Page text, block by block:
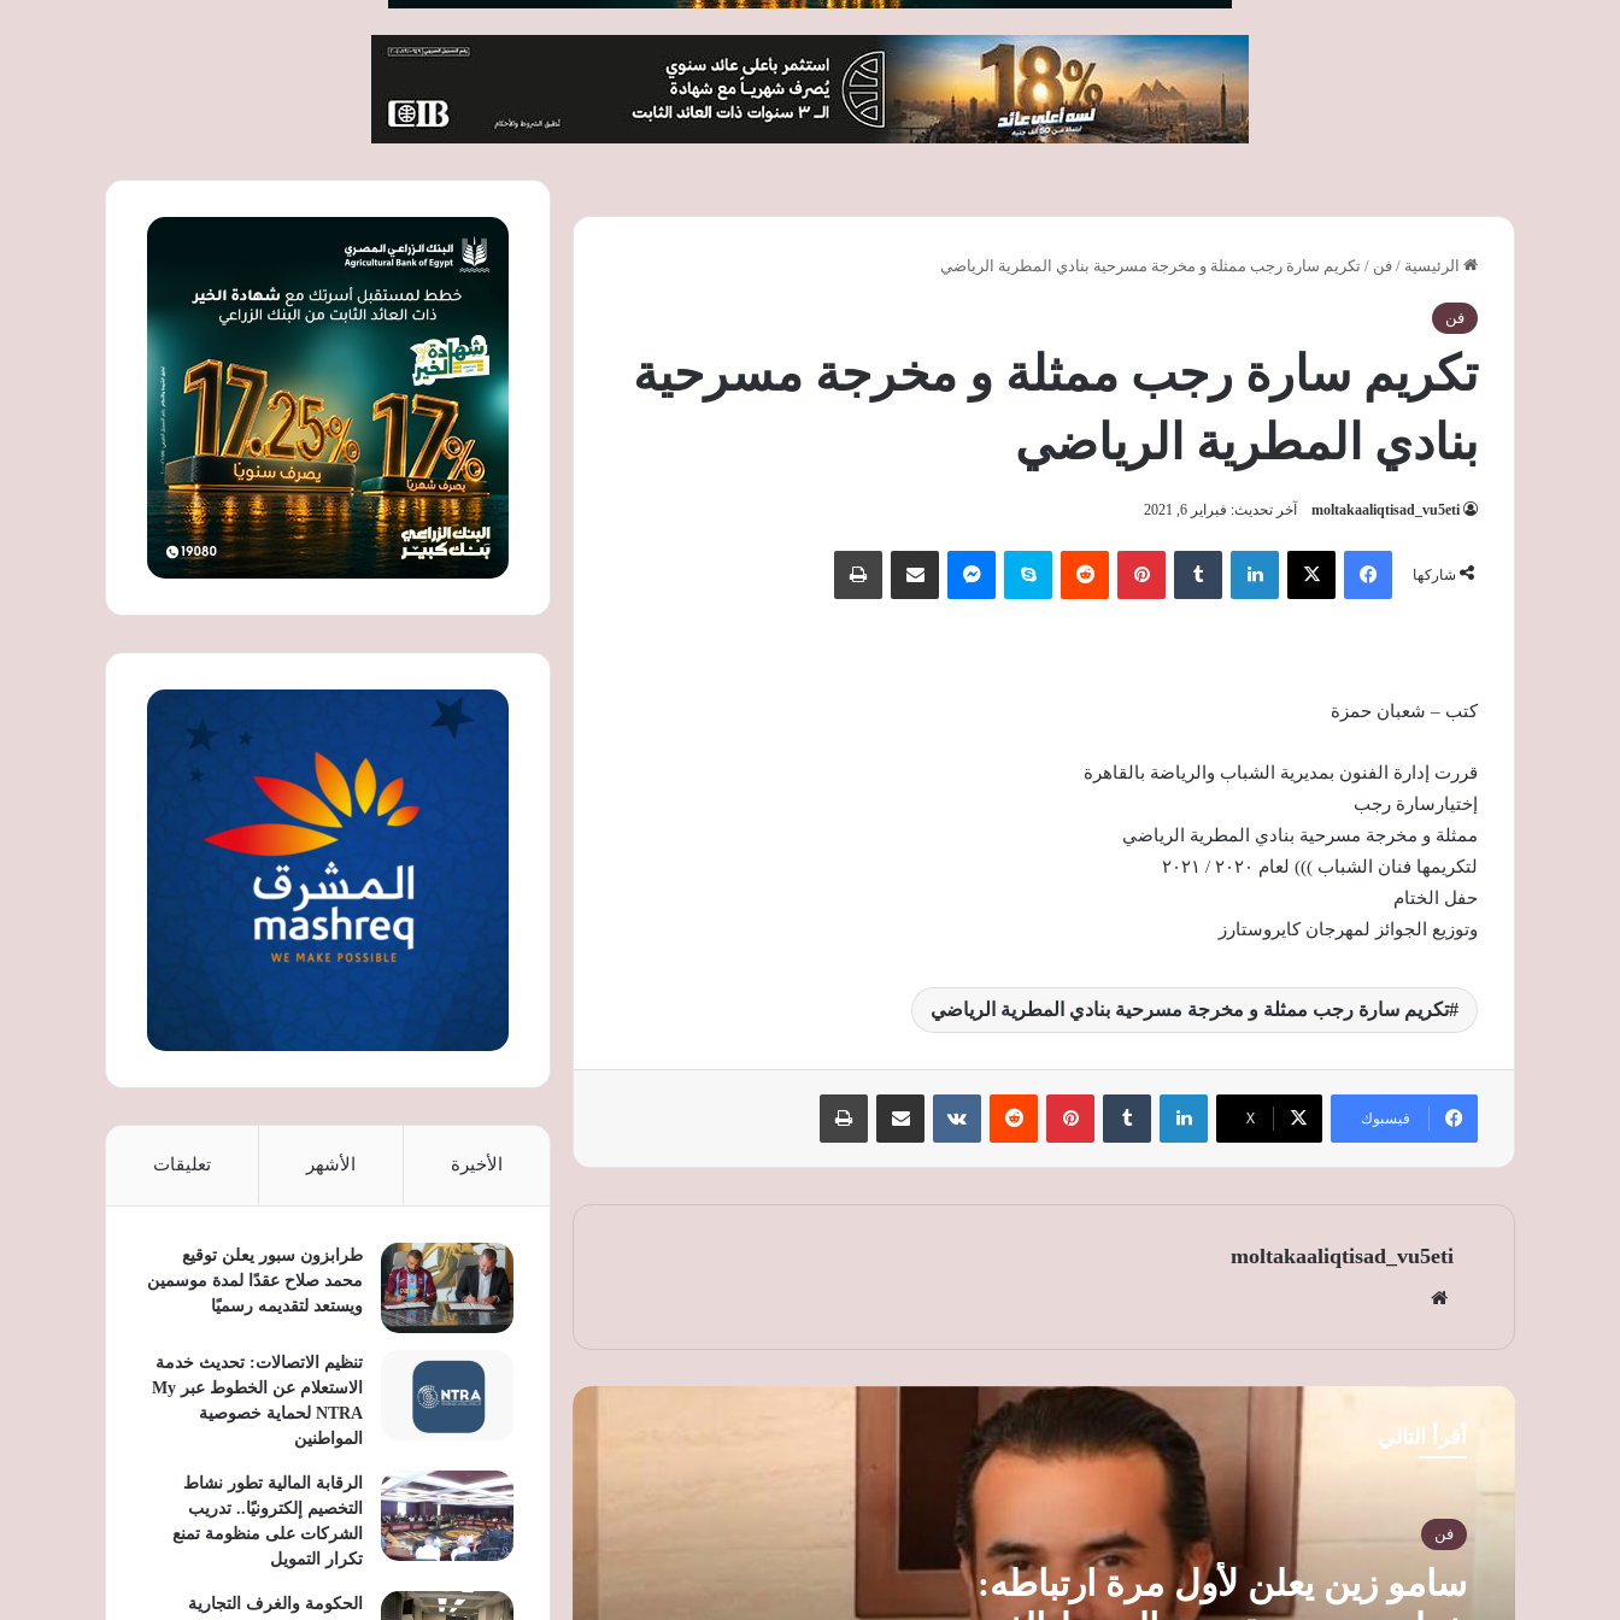
الرئيسية / فن / تكريم سارة رجب ممثلة و مخرجة مسرحية بنادي المطرية الرياضي
فن
تكريم سارة رجب ممثلة و مخرجة مسرحية
بنادي المطرية الرياضي
moltakaaliqtisad_vu5eti آخر تحديث: فبراير 6, 2021
شاركها
فيسبوك ‫X لينكدإن بينتيريست سكايب
كتب – شعبان حمزة
قررت إدارة الفنون بمديرية الشباب والرياضة بالقاهرة
إختيارسارة رجب
ممثلة و مخرجة مسرحية بنادي المطرية الرياضي
لتكريمها فنان الشباب ))) لعام ٢٠٢٠ / ٢٠٢١
حفل الختام
وتوزيع الجوائز لمهرجان كايروستارز
تكريم سارة رجب ممثلة و مخرجة مسرحية بنادي المطرية الرياضي
فيسبوك ‫X
لينكدإن بينتيريست
moltakaaliqtisad_vu5eti
الوي
ب
أقرأ التالي
فن
سامو زين يعلن لأول مرة ارتباطه:
سامو زين يعلن لأول مرة ارتباطه: خطيبتي
مصرية ومن الوسط الفني
والونس.. وحاكم الشارقة صاحب فضل كبير
4 فنانين رحلوا بعد مشاركتهم في المسلسل
الأخيرة الأشهر تعليقات
طرابزون سبور يعلن توقيع
محمد صلاح عقدًا لمدة موسمين
ويستعد لتقديمه رسميًا
تنظيم الاتصالات: تحديث خدمة
الاستعلام عن الخطوط عبر My
NTRA لحماية خصوصية
المواطنين
الرقابة المالية تطور نشاط
التخصيم إلكترونيًا.. تدريب
الشركات على منظومة تمنع
تكرار التمويل
الحكومة والغرف التجارية